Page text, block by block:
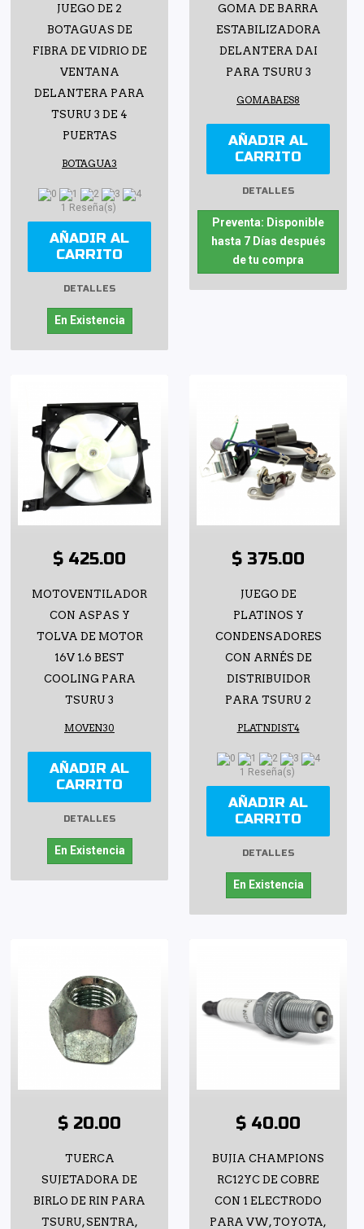
JUEGO DE 2
BOTAGUAS DE
FIBRA DE VIDRIO DE
VENTANA
DELANTERA PARA
TSURU 3 DE 4
PUERTAS
BOTAGUA3
1 Reseña(s)
AÑADIR AL
CARRITO
DETALLES
En Existencia
GOMA DE BARRA
ESTABILIZADORA
DELANTERA DAI
PARA TSURU 3
GOMABAES8
AÑADIR AL
CARRITO
DETALLES
Preventa: Disponible
hasta 7 Días después
de tu compra
$ 425.00
MOTOVENTILADOR
CON ASPAS Y
TOLVA DE MOTOR
16V 1.6 BEST
COOLING PARA
TSURU 3
MOVEN30
AÑADIR AL
CARRITO
DETALLES
En Existencia
$ 375.00
JUEGO DE
PLATINOS Y
CONDENSADORES
CON ARNÉS DE
DISTRIBUIDOR
PARA TSURU 2
PLATNDIST4
1 Reseña(s)
AÑADIR AL
CARRITO
DETALLES
En Existencia
$ 20.00
TUERCA
SUJETADORA DE
BIRLO DE RIN PARA
TSURU, SENTRA,
$ 40.00
BUJIA CHAMPIONS
RC12YC DE COBRE
CON 1 ELECTRODO
PARA VW, TOYOTA,